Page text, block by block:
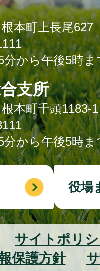
本町上長尾627
分から午後5時ま
支所
本町千頭1183-1
分から午後5時ま
役場
サイトポリ
保護方針